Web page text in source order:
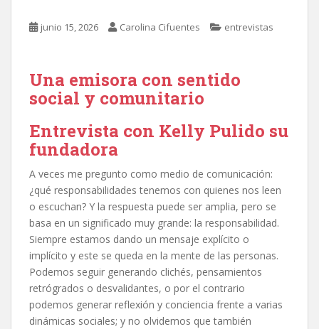
junio 15, 2026 Carolina Cifuentes entrevistas
Una emisora con sentido
social y comunitario
Entrevista con Kelly Pulido su
fundadora
A veces me pregunto como medio de comunicación:
¿qué responsabilidades tenemos con quienes nos leen
o escuchan? Y la respuesta puede ser amplia, pero se
basa en un significado muy grande: la responsabilidad.
Siempre estamos dando un mensaje explícito o
implícito y este se queda en la mente de las personas.
Podemos seguir generando clichés, pensamientos
retrógrados o desvalidantes, o por el contrario
podemos generar reflexión y conciencia frente a varias
dinámicas sociales; y no olvidemos que también